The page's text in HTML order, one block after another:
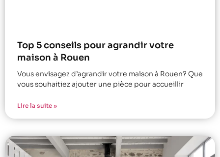
Top 5 conseils pour agrandir votre
maison à Rouen
Vous envisagez d’agrandir votre maison à Rouen? Que
vous souhaitiez ajouter une pièce pour accueillir
Lire la suite »